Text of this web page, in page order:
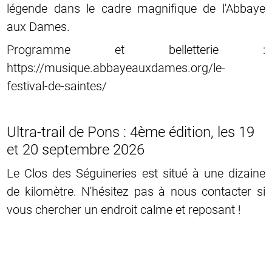
légende dans le cadre magnifique de l'Abbaye
aux Dames.
Programme et belletterie :
https://musique.abbayeauxdames.org/le-
festival-de-saintes/
Ultra-trail de Pons : 4ème édition, les 19
et 20 septembre 2026
Le Clos des Séguineries est situé à une dizaine
de kilomètre. N'hésitez pas à nous contacter si
vous chercher un endroit calme et reposant !